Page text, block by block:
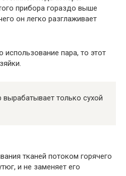
прибора гораздо выше
он легко разглаживает
использование пара, то этот
только сухой
тканей потоком горячего
и не заменяет его